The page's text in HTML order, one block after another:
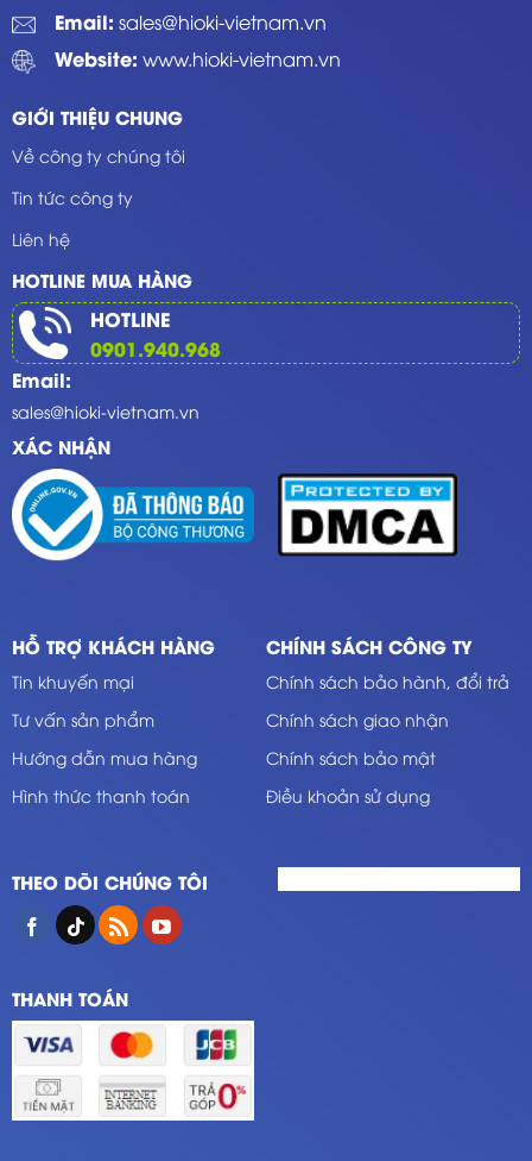
Email: sales@hioki-vietnam.vn
Website: www.hioki-vietnam.vn
GIỚI THIỆU CHUNG
Về công ty chúng tôi
Tin tức công ty
Liên hệ
HOTLINE MUA HÀNG
HOTLINE
0901.940.968
Email:
sales@hioki-vietnam.vn
XÁC NHẬN
HỖ TRỢ KHÁCH HÀNG
Tin khuyến mại
Tư vấn sản phẩm
Hướng dẫn mua hàng
Hình thức thanh toán
CHÍNH SÁCH CÔNG TY
Chính sách bảo hành, đổi trả
Chính sách giao nhận
Chính sách bảo mật
Điều khoản sử dụng
THEO DÕI CHÚNG TÔI
THANH TOÁN